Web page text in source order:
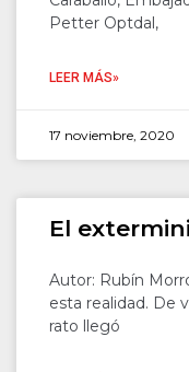
Petter Optdal,
LEER MÁS»
17 noviembre, 2020
El
Autor: Rubín
esta realidad. De
rato llegó